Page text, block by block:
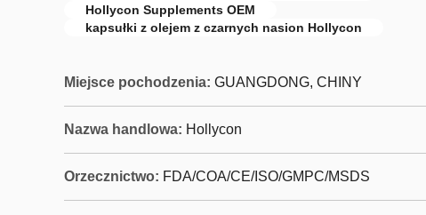
Hollycon Supplements OEM
kapsułki z olejem z czarnych nasion Hollycon
Miejsce pochodzenia: GUANGDONG, CHINY
Nazwa handlowa: Hollycon
Orzecznictwo: FDA/COA/CE/ISO/GMPC/MSDS